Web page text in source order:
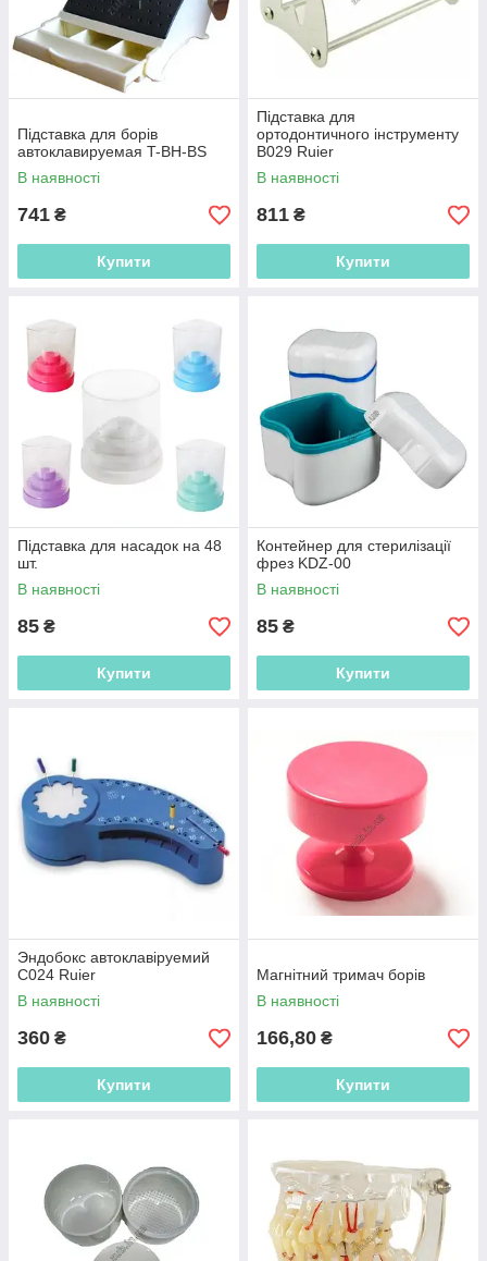
Підставка для борів
автоклавируемая T-BH-BS
В наявності
741 ₴
Купити
Підставка для
ортодонтичного інструменту
B029 Ruier
В наявності
811 ₴
Купити
Підставка для насадок на 48
шт.
В наявності
85 ₴
Купити
Контейнер для стерилізації
фрез KDZ-00
В наявності
85 ₴
Купити
Эндобокс автоклавіруемий
C024 Ruier
В наявності
360 ₴
Купити
Магнітний тримач борів
В наявності
166,80 ₴
Купити